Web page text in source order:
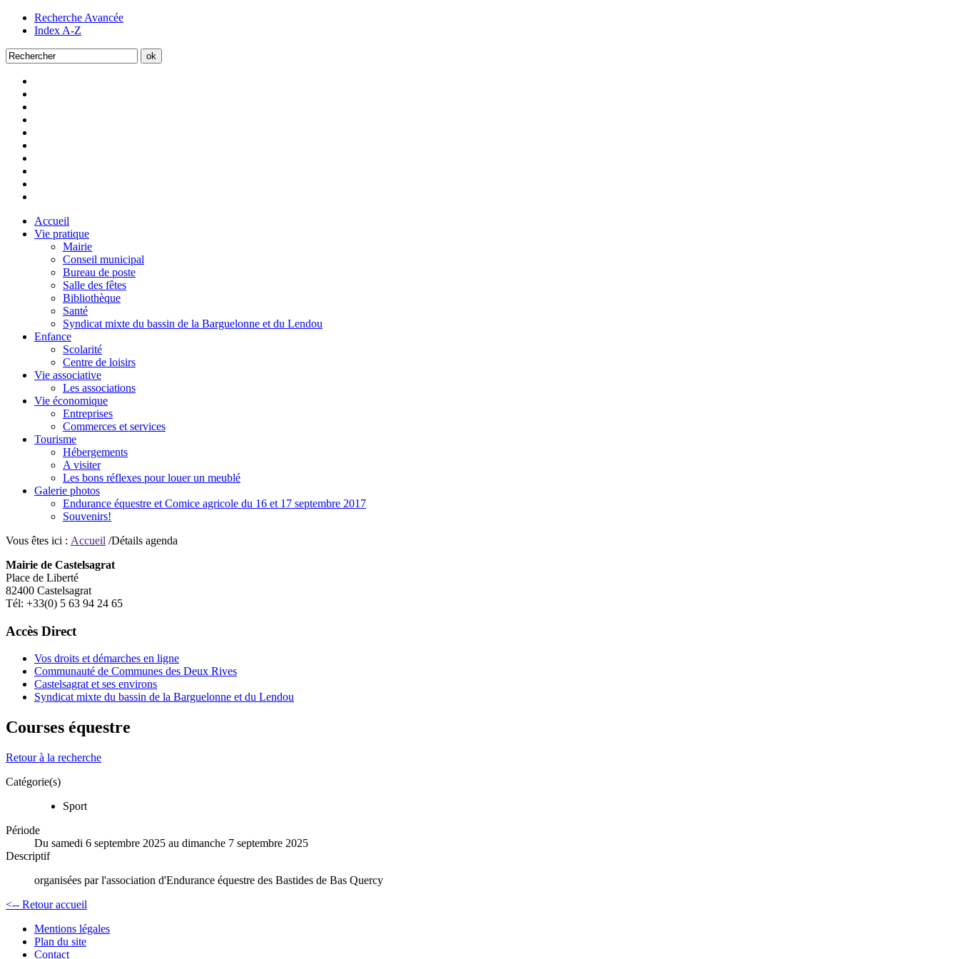
Recherche Avancée
Index A-Z
Accueil
Vie pratique
Mairie
Conseil municipal
Bureau de poste
Salle des fêtes
Bibliothèque
Santé
Syndicat mixte du bassin de la Barguelonne et du Lendou
Enfance
Scolarité
Centre de loisirs
Vie associative
Les associations
Vie économique
Entreprises
Commerces et services
Tourisme
Hébergements
A visiter
Les bons réflexes pour louer un meublé
Galerie photos
Endurance équestre et Comice agricole du 16 et 17 septembre 2017
Souvenirs!
Vous êtes ici : Accueil /Détails agenda
Mairie de Castelsagrat
Place de Liberté
82400 Castelsagrat
Tél: +33(0) 5 63 94 24 65
Accès Direct
Vos droits et démarches en ligne
Communauté de Communes des Deux Rives
Castelsagrat et ses environs
Syndicat mixte du bassin de la Barguelonne et du Lendou
Courses équestre
Retour à la recherche
Catégorie(s)
Sport
Période
Du samedi 6 septembre 2025 au dimanche 7 septembre 2025
Descriptif
organisées par l'association d'Endurance équestre des Bastides de Bas Quercy
<-- Retour accueil
Mentions légales
Plan du site
Contact